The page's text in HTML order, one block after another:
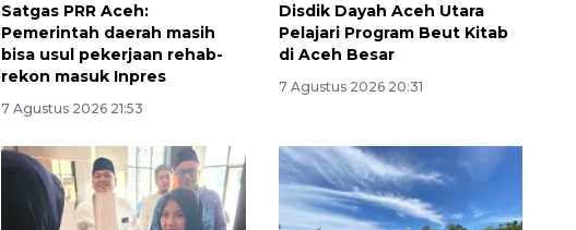
Satgas PRR Aceh:
Pemerintah daerah masih
bisa usul pekerjaan rehab-
rekon masuk Inpres
7 Agustus 2026 21:53
Disdik Dayah Aceh Utara
Pelajari Program Beut Kitab
di Aceh Besar
7 Agustus 2026 20:31
160 ribu sambungan baru
jaringan gas 2026